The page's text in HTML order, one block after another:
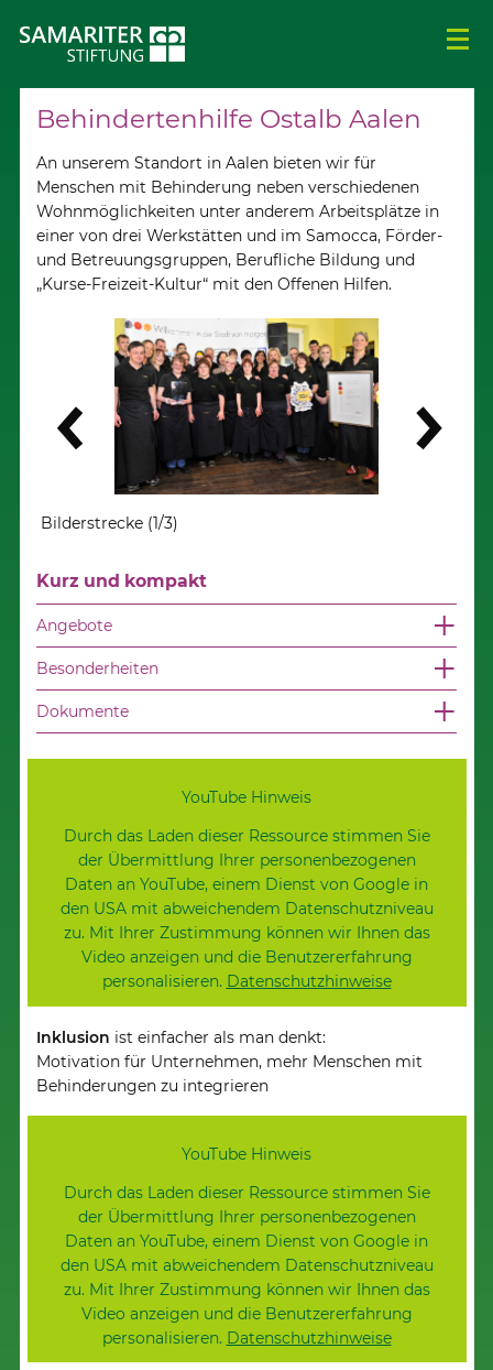
Behindertenhilfe Ostalb Aalen
An unserem Standort in Aalen bieten wir für
Menschen mit Behinderung neben verschiedenen
Wohnmöglichkeiten unter anderem Arbeitsplätze in
einer von drei Werkstätten und im Samocca, Förder-
und Betreuungsgruppen, Berufliche Bildung und
„Kurse-Freizeit-Kultur“ mit den Offenen Hilfen.
Bilderstrecke (1/3)
Kurz und kompakt
Angebote
Besonderheiten
Dokumente
YouTube Hinweis
Durch das Laden dieser Ressource stimmen Sie
der Übermittlung Ihrer personenbezogenen
Daten an YouTube, einem Dienst von Google in
den USA mit abweichendem Datenschutzniveau
zu. Mit Ihrer Zustimmung können wir Ihnen das
Video anzeigen und die Benutzererfahrung
personalisieren. Datenschutzhinweise
Inklusion ist einfacher als man denkt:
Motivation für Unternehmen, mehr Menschen mit
Behinderungen zu integrieren
YouTube Hinweis
Durch das Laden dieser Ressource stimmen Sie
der Übermittlung Ihrer personenbezogenen
Daten an YouTube, einem Dienst von Google in
den USA mit abweichendem Datenschutzniveau
zu. Mit Ihrer Zustimmung können wir Ihnen das
Video anzeigen und die Benutzererfahrung
personalisieren. Datenschutzhinweise